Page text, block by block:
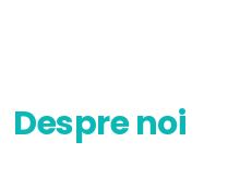
Despre noi